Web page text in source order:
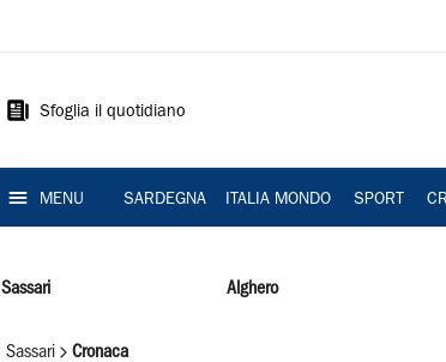
Sardegna
Sfoglia il quotidiano
MENU SARDEGNA ITALIA MONDO SPORT
Sassari Alghero
Sassari Cronaca